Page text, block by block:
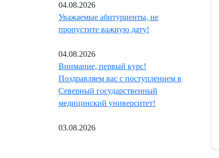
04.08.2026
Уважаемые абитуриенты, не
пропустите важную дату!
04.08.2026
Внимание, первый курс!
Поздравляем вас с поступлением в
Северный государственный
медицинский университет!
03.08.2026